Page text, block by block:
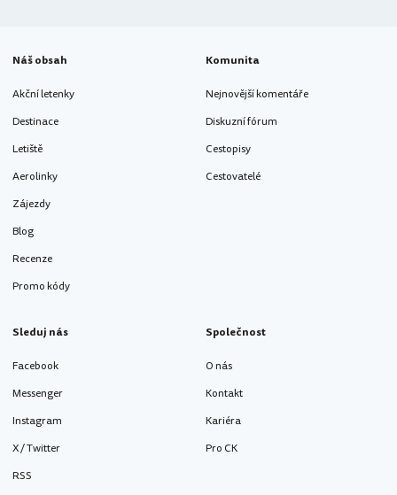
Náš obsah
Akční letenky
Destinace
Letiště
Aerolinky
Zájezdy
Blog
Recenze
Promo kódy
Komunita
Nejnovější komentáře
Diskuzní fórum
Cestopisy
Cestovatelé
Sleduj nás
Facebook
Messenger
Instagram
X / Twitter
RSS
Společnost
O nás
Kontakt
Kariéra
Pro CK